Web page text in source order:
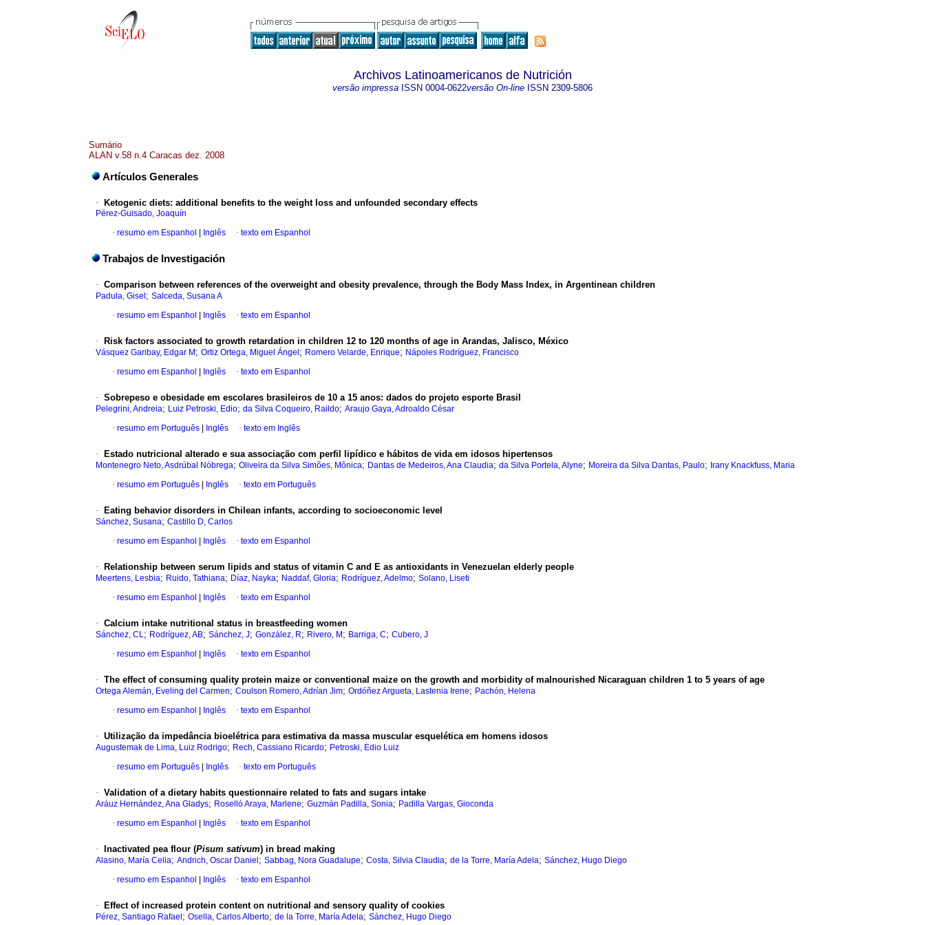
Archivos Latinoamericanos de Nutrición
versão impressa ISSN 0004-0622versão On-line ISSN 2309-5806
Sumário
ALAN v.58 n.4 Caracas dez. 2008
Artículos Generales
· Ketogenic diets: additional benefits to the weight loss and unfounded secondary effects
Pérez-Guisado, Joaquín
· resumo em Espanhol Inglês · texto em Espanhol
Trabajos de Investigación
· Comparison between references of the overweight and obesity prevalence, through the Body Mass Index, in Argentinean children
Padula, Gisel ; Salceda, Susana A
· resumo em Espanhol Inglês · texto em Espanhol
· Risk factors associated to growth retardation in children 12 to 120 months of age in Arandas, Jalisco, México
Vásquez Garibay, Edgar M ; Ortiz Ortega, Miguel Ángel ; Romero Velarde, Enrique; Nápoles Rodríguez, Francisco
· resumo em Espanhol Inglês · texto em Espanhol
· Sobrepeso e obesidade em escolares brasileiros de 10 a 15 anos: dados do projeto esporte Brasil
Pelegrini, Andreia; Luiz Petroski, Edio; da Silva Coqueiro, Raildo; Araujo Gaya, Adroaldo César
· resumo em Português Inglês · texto em Inglês
· Estado nutricional alterado e sua associação com perfil lipídico e hábitos de vida em idosos hipertensos
Montenegro Neto, Asdrúbal Nóbrega; Oliveira da Silva Simões, Mônica; Dantas de Medeiros, Ana Claudia; da Silva Portela, Alyne; Moreira da Silva Dantas, Paulo; Irany Knackfuss, Maria
· resumo em Português Inglês · texto em Português
· Eating behavior disorders in Chilean infants, according to socioeconomic level
Sánchez, Susana; Castillo D, Carlos
· resumo em Espanhol Inglês · texto em Espanhol
· Relationship between serum lipids and status of vitamin C and E as antioxidants in Venezuelan elderly people
Meertens, Lesbia; Ruido, Tathiana; Díaz, Nayka; Naddaf, Gloria; Rodríguez, Adelmo; Solano, Liseti
· resumo em Espanhol Inglês · texto em Espanhol
· Calcium intake nutritional status in breastfeeding women
Sánchez, CL; Rodríguez, AB; Sánchez, J; González, R; Rivero, M ; Barriga, C; Cubero, J
· resumo em Espanhol Inglês · texto em Espanhol
· The effect of consuming quality protein maize or conventional maize on the growth and morbidity of malnourished Nicaraguan children 1 to 5 years of age
Ortega Alemán, Eveling del Carmen; Coulson Romero, Adrían Jim; Ordóñez Argueta, Lastenia Irene; Pachón, Helena
· resumo em Espanhol Inglês · texto em Espanhol
· Utilização da impedância bioelétrica para estimativa da massa muscular esquelética em homens idosos
Augustemak de Lima, Luiz Rodrigo; Rech, Cassiano Ricardo; Petroski, Edio Luiz
· resumo em Português Inglês · texto em Português
· Validation of a dietary habits questionnaire related to fats and sugars intake
Aráuz Hernández, Ana Gladys; Roselló Araya, Marlene; Guzmán Padilla, Sonia; Padilla Vargas, Gioconda
· resumo em Espanhol Inglês · texto em Espanhol
· Inactivated pea flour (Pisum sativum) in bread making
Alasino, María Celia; Andrich, Oscar Daniel ; Sabbag, Nora Guadalupe; Costa, Silvia Claudia; de la Torre, María Adela; Sánchez, Hugo Diego
· resumo em Espanhol Inglês · texto em Espanhol
· Effect of increased protein content on nutritional and sensory quality of cookies
Pérez, Santiago Rafael ; Osella, Carlos Alberto; de la Torre, María Adela; Sánchez, Hugo Diego